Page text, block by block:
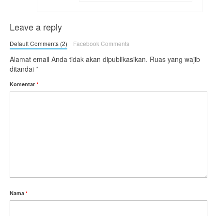
Leave a reply
Default Comments (2) Facebook Comments
Alamat email Anda tidak akan dipublikasikan. Ruas yang wajib
ditandai *
Komentar *
Nama *